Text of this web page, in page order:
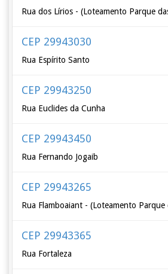
Rua dos Lírios - (Loteamento Parque
CEP 29943030
Rua Espírito Santo
CEP 29943250
Rua Euclides da Cunha
CEP 29943450
Rua Fernando Jogaib
CEP 29943265
Rua Flamboaiant - (Loteamento Parque
CEP 29943365
Rua Fortaleza